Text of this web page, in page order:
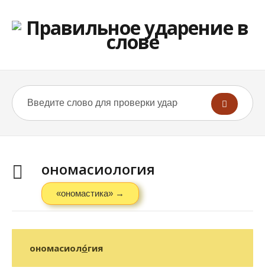
ономасиология
«ономастика» →
ономасиоло́гия